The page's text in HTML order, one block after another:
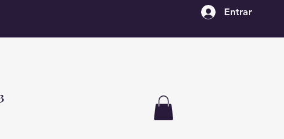
Entrar